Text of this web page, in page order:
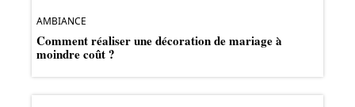
AMBIANCE
Comment réaliser une décoration de mariage à
moindre coût ?